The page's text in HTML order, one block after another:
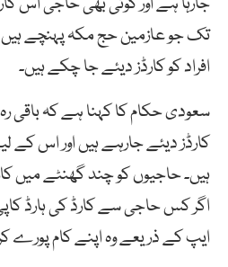
افراد کو کارڈز دیئے جا چکے ہیں۔
سعودی حکام کا کہنا ہے کہ باقی
ہیں۔ حاجیوں کو چند گھنٹے میں
اگر کس حاجی سے کارڈ کی ہارڈ
ایپ کے ذریعے وہ اپنے کام پورے